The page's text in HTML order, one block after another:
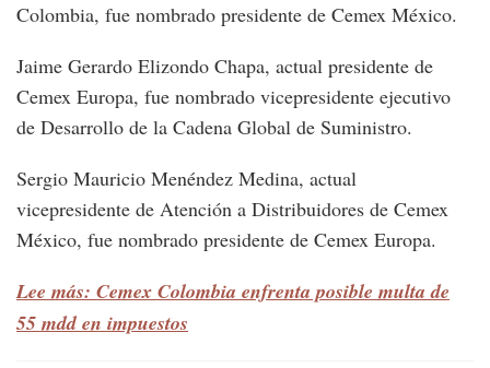
Colombia, fue nombrado presidente de Cemex México.
Jaime Gerardo Elizondo Chapa, actual presidente de
Cemex Europa, fue nombrado vicepresidente ejecutivo
de Desarrollo de la Cadena Global de Suministro.
Sergio Mauricio Menéndez Medina, actual
vicepresidente de Atención a Distribuidores de Cemex
México, fue nombrado presidente de Cemex Europa.
Lee más: Cemex Colombia enfrenta posible multa de
55 mdd en impuestos